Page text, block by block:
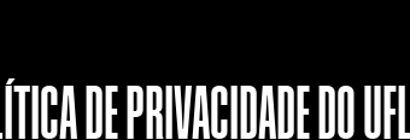
DE PRIVACIDADE DO UFL